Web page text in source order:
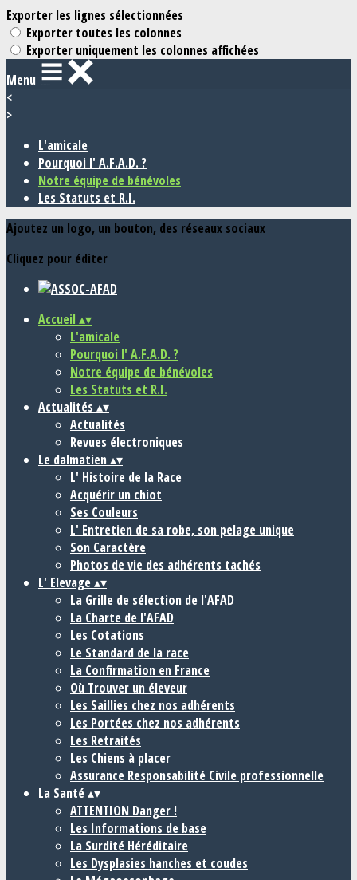
Exporter les lignes sélectionnées
Exporter toutes les colonnes
Exporter uniquement les colonnes affichées
Menu
<
>
L'amicale
Pourquoi l' A.F.A.D. ?
Notre équipe de bénévoles
Les Statuts et R.I.
Ajoutez un logo, un bouton, des réseaux sociaux
Cliquez pour éditer
Accueil ▴▾
L'amicale
Pourquoi l' A.F.A.D. ?
Notre équipe de bénévoles
Les Statuts et R.I.
Actualités ▴▾
Actualités
Revues électroniques
Le dalmatien▴▾
L' Histoire de la Race
Acquérir un chiot
Ses Couleurs
L' Entretien de sa robe, son pelage unique
Son Caractère
Photos de vie des adhérents tachés
L' Elevage▴▾
La Grille de sélection de l'AFAD
La Charte de l'AFAD
Les Cotations
Le Standard de la race
La Confirmation en France
Où Trouver un éleveur
Les Saillies chez nos adhérents
Les Portées chez nos adhérents
Les Retraités
Les Chiens à placer
Assurance Responsabilité Civile professionnelle
La Santé▴▾
ATTENTION Danger !
Les Informations de base
La Surdité Héréditaire
Les Dysplasies hanches et coudes